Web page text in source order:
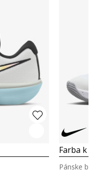
Farba k
Pánske